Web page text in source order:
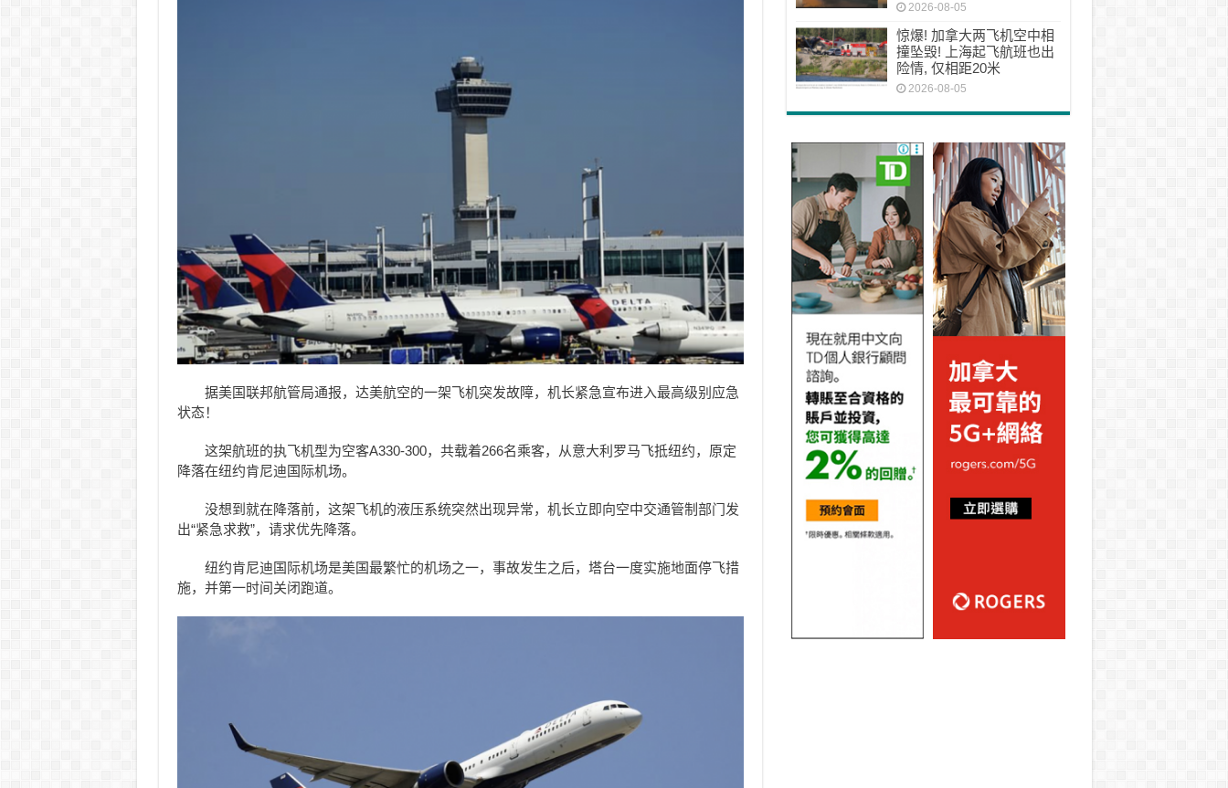
据美国联邦航管局通报，达美航空的一架飞机突发故障，机长紧急宣布进入最高级别应急
状态！
这架航班的执飞机型为空客A330-300，共载着266名乘客，从意大利罗马飞抵纽约，原定
降落在纽约肯尼迪国际机场。
没想到就在降落前，这架飞机的液压系统突然出现异常，机长立即向空中交通管制部门发
出“紧急求救”，请求优先降落。
纽约肯尼迪国际机场是美国最繁忙的机场之一，事故发生之后，塔台一度实施地面停飞措
施，并第一时间关闭跑道。
2026-08-05
惊爆! 加拿大两飞机空中相
撞坠毁! 上海起飞航班也出
险情, 仅相距20米
2026-08-05